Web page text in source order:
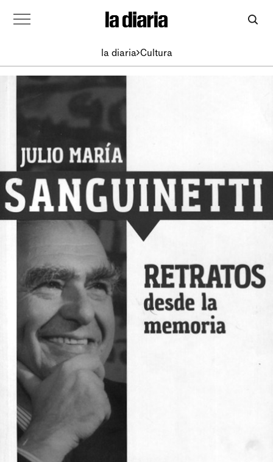
la diaria Cultura